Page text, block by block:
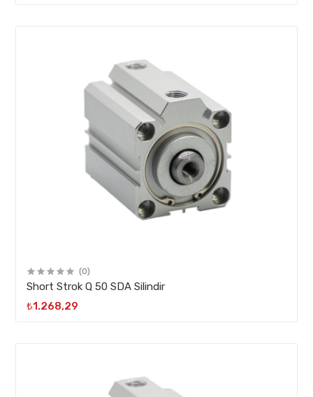
(0)
Short Strok Q 50 SDA Silindir
₺1.268,29